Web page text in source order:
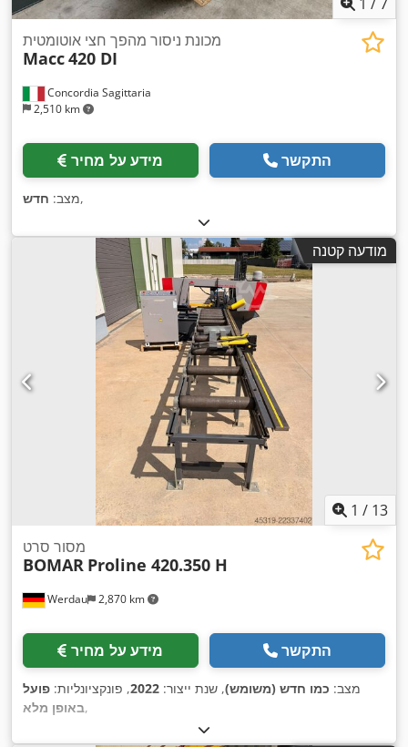
Concordia Sagittaria
2,510 km
מכונת ניסור מהפך חצי אוטומטית
Macc420 DI
מידע על מחיר התקשר
מצב: חדש ,
מודעה קטנה
1 / 13
Werdau 2,870 km
מסור סרט
BOMAR Proline 420.350 H
מידע על מחיר התקשר
מצב: כמו חדש (משומש), שנת ייצור: 2022, פונקציונליות: פועל
באופן מלא,